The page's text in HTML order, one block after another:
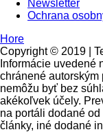
Newsletter
Ochrana
Hore
Copyright © 2019 |
Informácie uvedené
chránené autorským
nemôžu byť bez
akékoľvek účely.
na portáli dodané
články, iné dodané